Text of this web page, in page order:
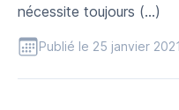
nécessite toujours (…)
Publié le 25 janvier 2021